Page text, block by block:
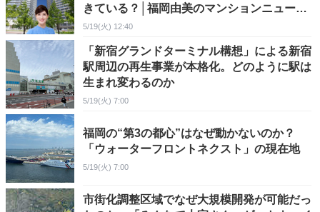
きている？│福岡由美のマンションニュース
ピックアップ
5/19(火) 12:40
「新宿グランドターミナル構想」による新宿
駅周辺の再生事業が本格化。どのように駅は
生まれ変わるのか
5/19(火) 7:00
福岡の“第3の都心”はなぜ動かないのか？
「ウォーターフロントネクスト」の現在地
5/19(火) 7:00
市街化調整区域でなぜ大規模開発が可能だっ